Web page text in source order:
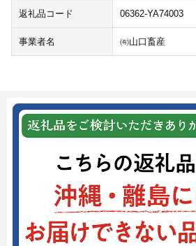
返礼品コード 06362-YA74003
事業者名 ㈲山口畜産